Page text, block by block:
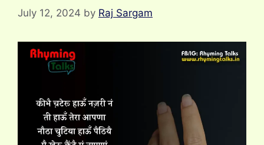
July 12, 2024 by Raj Sargam